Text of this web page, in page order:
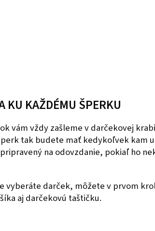
KU KAŽDÉMU ŠPERKU
vám vždy zašleme v darčekovej
tak budete mať kedykoľvek kam
na odovzdanie, pokiaľ ho
vyberáte darček, môžete v prvom
aj darčekovú taštičku.